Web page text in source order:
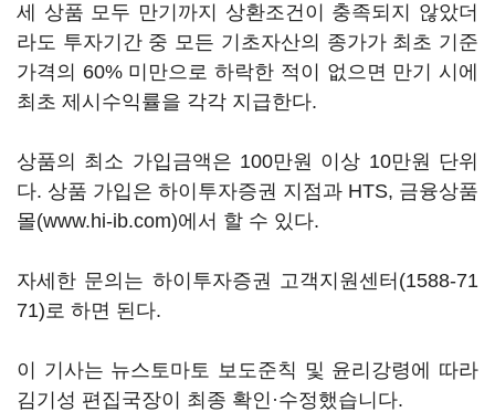
세 상품 모두 만기까지 상환조건이 충족되지 않았더
라도 투자기간 중 모든 기초자산의 종가가 최초 기준
가격의 60% 미만으로 하락한 적이 없으면 만기 시에
최초 제시수익률을 각각 지급한다.
상품의 최소 가입금액은 100만원 이상 10만원 단위
다. 상품 가입은 하이투자증권 지점과 HTS, 금융상품
몰(www.hi-ib.com)에서 할 수 있다.
자세한 문의는 하이투자증권 고객지원센터(1588-71
71)로 하면 된다.
이 기사는 뉴스토마토 보도준칙 및 윤리강령에 따라
김기성 편집국장이 최종 확인·수정했습니다.